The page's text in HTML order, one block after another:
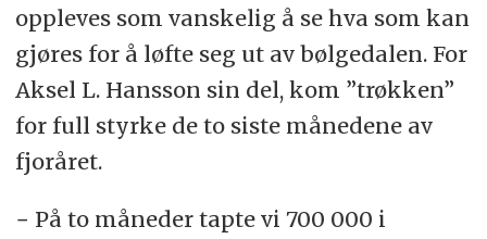
oppleves som vanskelig å se hva som kan
gjøres for å løfte seg ut av bølgedalen. For
Aksel L. Hansson sin del, kom ”trøkken”
for full styrke de to siste månedene av
fjoråret.
− På to måneder tapte vi 700 000 i